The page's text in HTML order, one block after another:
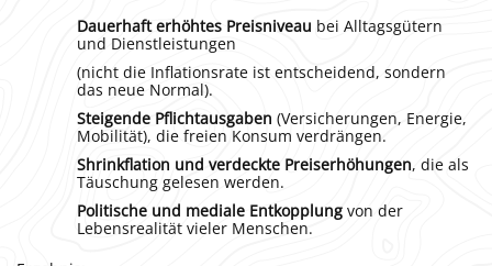
Dauerhaft erhöhtes Preisniveau bei Alltagsgütern
und Dienstleistungen
(nicht die Inflationsrate ist entscheidend, sondern
das neue Normal).
Steigende Pflichtausgaben (Versicherungen, Energie,
Mobilität), die freien Konsum verdrängen.
Shrinkflation und verdeckte Preiserhöhungen, die als
Täuschung gelesen werden.
Politische und mediale Entkopplung von der
Lebensrealität vieler Menschen.